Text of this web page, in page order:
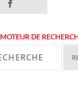
MOTEUR DE